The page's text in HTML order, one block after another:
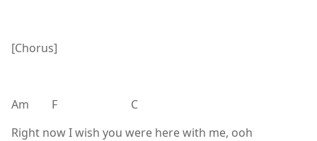
[Chorus]
Am F C
Right now I wish you were here with me, ooh